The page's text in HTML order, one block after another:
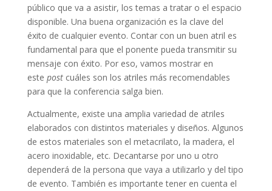
público que va a asistir, los temas a tratar o el espacio
disponible. Una buena organización es la clave del
éxito de cualquier evento. Contar con un buen atril es
fundamental para que el ponente pueda transmitir su
mensaje con éxito. Por eso, vamos mostrar en
este post cuáles son los atriles más recomendables
para que la conferencia salga bien.
Actualmente, existe una amplia variedad de atriles
elaborados con distintos materiales y diseños. Algunos
de estos materiales son el metacrilato, la madera, el
acero inoxidable, etc. Decantarse por uno u otro
dependerá de la persona que vaya a utilizarlo y del tipo
de evento. También es importante tener en cuenta el